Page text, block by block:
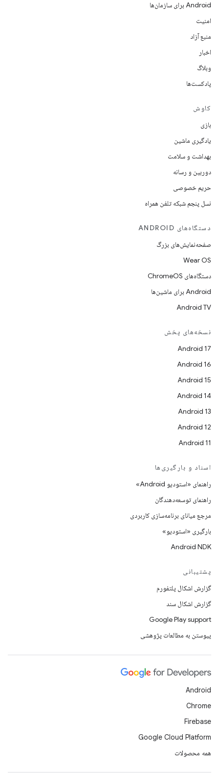
Android برای سازمان‌ها
امنیت
منبع آزاد
اخبار
وبلاگ
پادکست‌ها
کاوش
بازی
یادگیری ماشین
بهداشت و سلامت
دوربین و رسانه
حریم خصوصی
نسل پنجم شبکه تلفن همراه
دستگاه‌های ANDROID
صفحه‌نمایش‌های بزرگ
Wear OS
دستگاه‌های ChromeOS
Android برای ماشین‌ها
Android TV
نسخه‌های پخش
Android 17
Android 16
Android 15
Android 14
Android 13
Android 12
Android 11
اسناد و بارگیری‌ها
راهنمای «استودیو Android»
راهنمای توسعه‌دهندگان
مرجع میانای برنامه‌سازی کاربردی
بارگیری «استودیو»
Android NDK
پشتیبانی
گزارش اشکال پلتفورم
گزارش اشکال سند
Google Play support
پیوستن به مطالعات پژوهشی
Android
Chrome
Firebase
Google Cloud Platform
همه محصولات